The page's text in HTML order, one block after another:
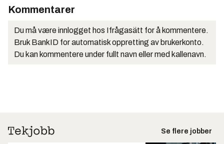
Kommentarer
Du må være innlogget hos Ifrågasätt for å kommentere.
Bruk BankID for automatisk oppretting av brukerkonto.
Du kan kommentere under fullt navn eller med kallenavn.
Se flere jobber